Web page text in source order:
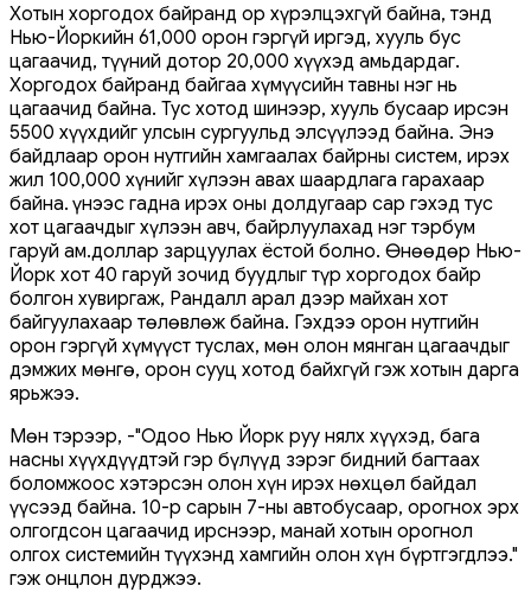
Хотын хоргодох байранд ор хүрэлцэхгүй байна, тэнд
Нью-Йоркийн 61,000 орон гэргүй иргэд, хууль бус
цагаачид, түүний дотор 20,000 хүүхэд амьдардаг.
Хоргодох байранд байгаа хүмүүсийн тавны нэг нь
цагаачид байна. Тус хотод шинээр, хууль бусаар ирсэн
5500 хүүхдийг улсын сургуульд элсүүлээд байна. Энэ
байдлаар орон нутгийн хамгаалах байрны систем, ирэх
жил 100,000 хүнийг хүлээн авах шаардлага гарахаар
байна. Үүнээс гадна ирэх оны долдугаар сар гэхэд тус
хот цагаачдыг хүлээн авч, байрлуулахад нэг тэрбум
гаруй ам.доллар зарцуулах ёстой болно. Өнөөдөр Нью-
Йорк хот 40 гаруй зочид буудлыг түр хоргодох байр
болгон хувиргаж, Рандалл арал дээр майхан хот
байгуулахаар төлөвлөж байна. Гэхдээ орон нутгийн
орон гэргүй хүмүүст туслах, мөн олон мянган цагаачдыг
дэмжих мөнгө, орон сууц хотод байхгүй гэж хотын дарга
ярьжээ.
Мөн тэрээр, -"Одоо Нью Йорк руу нялх хүүхэд, бага
насны хүүхдүүдтэй гэр бүлүүд зэрэг бидний багтаах
боломжоос хэтэрсэн олон хүн ирэх нөхцөл байдал
үүсээд байна. 10-р сарын 7-ны автобусаар, орогнох эрх
олгогдсон цагаачид ирснээр, манай хотын орогнол
олгох системийн түүхэнд хамгийн олон хүн бүртгэгдлээ."
гэж онцлон дурджээ.